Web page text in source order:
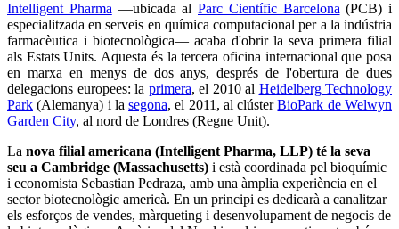
Intelligent Pharma—ubicada al Parc Científic Barcelona(PCB) i
especialitzada en serveis en química computacional per a la indústria
farmacèutica i biotecnològica— acaba d'obrir la seva primera filial
als Estats Units. Aquesta és la tercera oficina internacional que posa
en marxa en menys de dos anys, després de l'obertura de dues
delegacions europees: la primera, el 2010 al Heidelberg Technology
Park (Alemanya) i lasegona, el 2011, al clústerBioPark de Welwyn
Garden City, al nord de Londres (Regne Unit).
La nova filial americana (Intelligent Pharma, LLP) té la seva
seu a Cambridge (Massachusetts) i està coordinada pel bioquímic
i economista Sebastian Pedraza, amb una àmplia experiència en el
sector biotecnològic americà. En un principi es dedicarà a canalitzar
els esforços de vendes, màrqueting i desenvolupament de negocis de